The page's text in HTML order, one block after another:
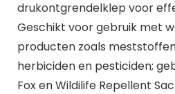
drukontgrendelklep voor
Geschikt voor gebruik met
producten zoals
herbiciden en pesticiden;
Fox en Wildilife Repellent